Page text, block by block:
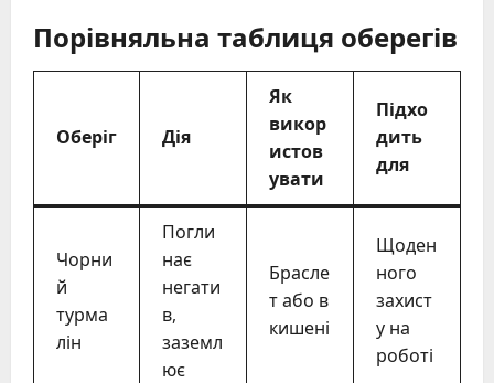
Порівняльна таблиця оберегів
Оберіг Дія
Як
викор
истов
увати
Підхо
дить
для
Чорни
й
турма
лін
Погли
нає
негати
в,
заземл
ює
Брасле
т або в
кишені
Щоден
ного
захист
у на
роботі